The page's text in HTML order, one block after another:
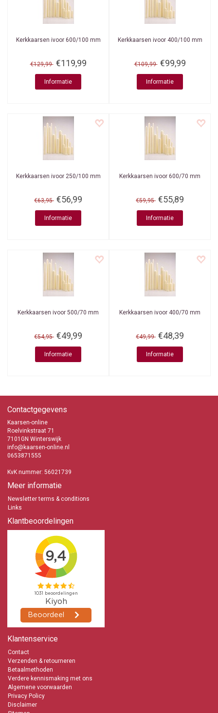
Kerkkaarsen ivoor 600/100 mm
€129,99 €119,99
Informatie
Kerkkaarsen ivoor 400/100 mm
€109,99 €99,99
Informatie
Kerkkaarsen ivoor 250/100 mm
€63,95 €56,99
Informatie
Kerkkaarsen ivoor 600/70 mm
€59,95 €55,89
Informatie
Kerkkaarsen ivoor 500/70 mm
€54,95 €49,99
Informatie
Kerkkaarsen ivoor 400/70 mm
€49,99 €48,39
Informatie
Contactgegevens
Kaarsen-online
Roelvinkstraat 71
7101GN Winterswijk
info@kaarsen-online.nl
0653871555
KvK nummer: 56021739
Meer informatie
Newsletter terms & conditions
Links
Klantbeoordelingen
Klantenservice
Contact
Verzenden & retourneren
Betaalmethoden
Verdere kennismaking met ons
Algemene voorwaarden
Privacy Policy
Disclaimer